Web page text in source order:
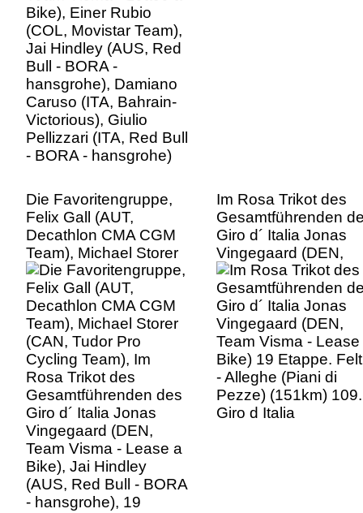
hansgrohe), Damiano
Caruso (ITA, Bahrain-
Victorious), Giulio
Pellizzari (ITA, Red Bull
- BORA - hansgrohe)
Die Favoritengruppe,
Felix Gall (AUT,
Decathlon CMA CGM
Team), Michael Storer
(CAN, Tudor Pro
Cycling Team), Im
Rosa Trikot des
Gesamtführenden des
Giro d´ Italia Jonas
Vingegaard (DEN,
Team Visma - Lease a
Bike), Jai Hindley
(AUS, Red Bull - BORA
- hansgrohe), 19
Etappe. Feltre - Alleghe
(Piani di Pezze)
(151km) 109. Giro d
Italia
Im Rosa Trikot des
Gesamtführenden
Giro d´ Italia Jonas
Vingegaard (DEN,
Team Visma - Lease
Bike) 19 Etappe.
- Alleghe (Piani di
Pezze) (151km) 109.
Giro d Italia